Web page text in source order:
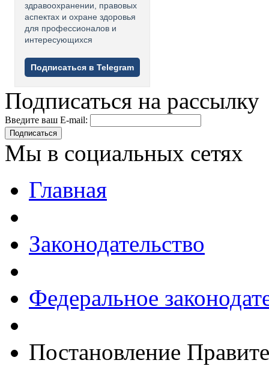
здравоохранении, правовых
аспектах и охране здоровья
для профессионалов и
интересующихся
Подписаться в Telegram
Подписаться на рассылку
Введите ваш E-mail:
Подписаться
Мы в социальных сетях
Главная
Законодательство
Федеральное
Постановление